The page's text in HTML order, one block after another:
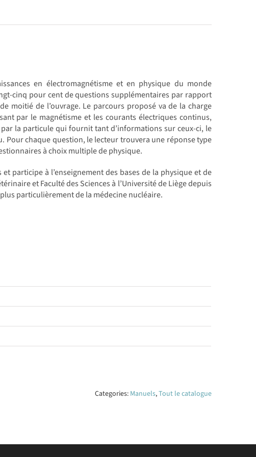
en électromagnétisme et en physique du monde
cinq pour cent de questions supplémentaires par rapport
moitié de l’ouvrage. Le parcours proposé va de la charge
par le magnétisme et les courants électriques continus,
la particule qui fournit tant d’informations sur ceux-ci, le
Pour chaque question, le lecteur trouvera une réponse type
à choix multiple de physique.
participe à l’enseignement des bases de la physique et de
et Faculté des Sciences à l’Université de Liège depuis
particulièrement de la médecine nucléaire.
Categories: Manuels,Tout le catalogue